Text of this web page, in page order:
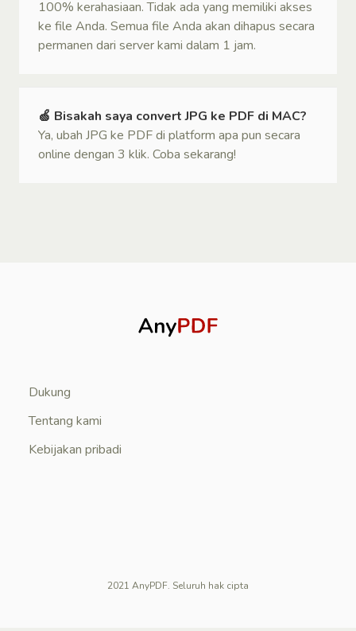
100% kerahasiaan. Tidak ada yang memiliki akses
ke file Anda. Semua file Anda akan dihapus secara
permanen dari server kami dalam 1 jam.
🍏 Bisakah saya convert JPG ke PDF di MAC?
Ya, ubah JPG ke PDF di platform apa pun secara
online dengan 3 klik. Coba sekarang!
Dukung
Tentang kami
Kebijakan pribadi
2021 AnyPDF. Seluruh hak cipta